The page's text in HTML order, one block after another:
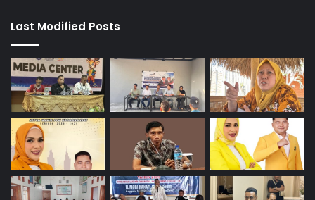
Last Modified Posts